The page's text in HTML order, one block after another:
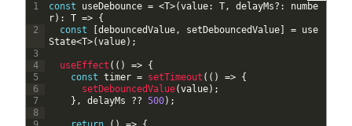
1
2
3
4
5
6
7
8
const useDebounce = <T>(value: T, delayMs? :
numbe
r) : T => {
const
debouncedValue, setDebouncedValue = use
State<T>(value) ;
useEffect ( ( ) => {
const timer = setTimeout ( ( ) => {
setDebouncedValue(value) ;
} , delayMs ?? 500) ;